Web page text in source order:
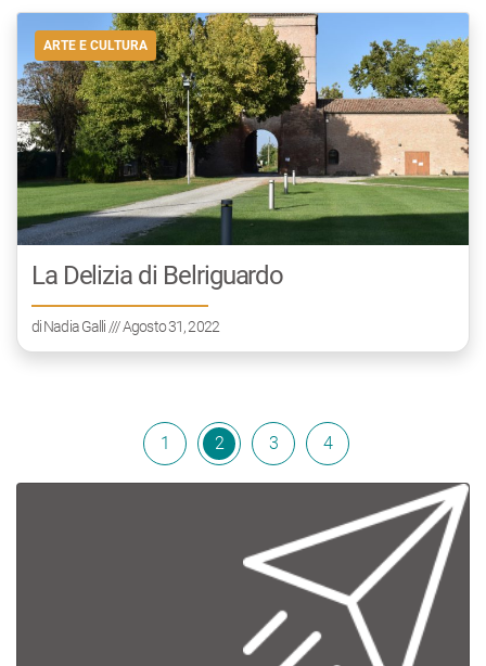
ARTE E CULTURA
La Delizia di Belriguardo
diNadia Galli /// Agosto 31, 2022
1 2 3 4